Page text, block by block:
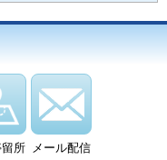
所 メール配信